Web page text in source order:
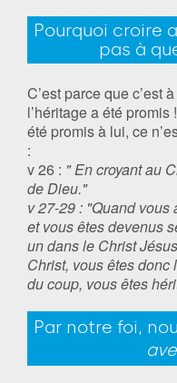
Pourquoi croire
pas à
C’est parce que c’est
l’héritage a été
été promis à lui, ce
:
v 26 : " En croyant au
de Dieu."
v 27-29 : "Quand
et vous êtes devenus
un dans le Christ
Christ, vous êtes donc
du coup, vous êtes
Par notre foi,